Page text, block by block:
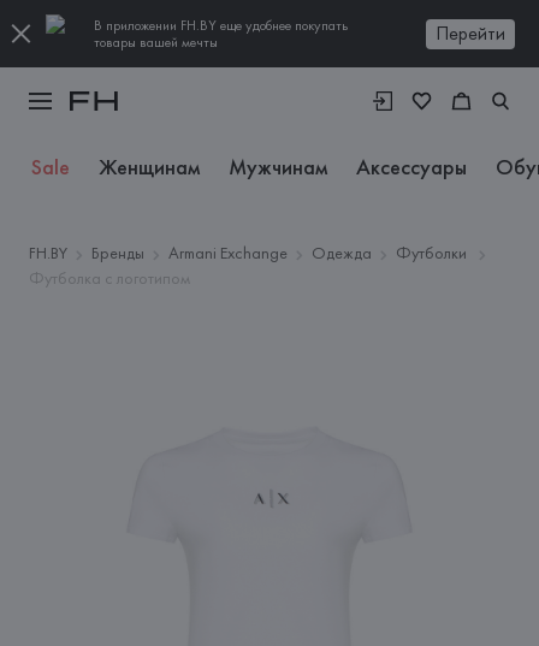
В приложении FH.BY еще удобнее покупать
товары вашей мечты
Перейти
Sale Женщинам Мужчинам Аксессуары
FH.BY Бренды Armani Exchange Одежда
Футболки
Футболка с логотипом